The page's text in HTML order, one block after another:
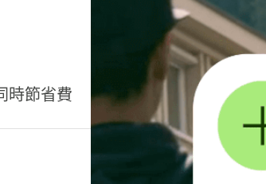
時節省費